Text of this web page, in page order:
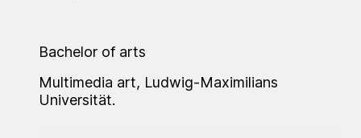
Bachelor of arts
Multimedia art, Ludwig-Maximilians
Universität.